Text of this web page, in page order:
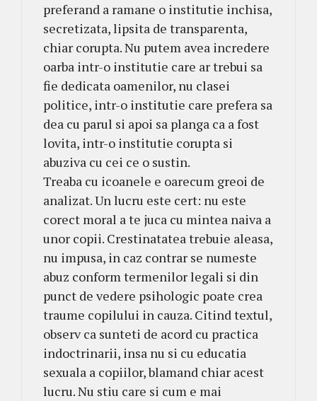
preferand a ramane o institutie inchisa,
secretizata, lipsita de transparenta,
chiar corupta. Nu putem avea incredere
oarba intr-o institutie care ar trebui sa
fie dedicata oamenilor, nu clasei
politice, intr-o institutie care prefera sa
dea cu parul si apoi sa planga ca a fost
lovita, intr-o institutie corupta si
abuziva cu cei ce o sustin.
Treaba cu icoanele e oarecum greoi de
analizat. Un lucru este cert: nu este
corect moral a te juca cu mintea naiva a
unor copii. Crestinatatea trebuie aleasa,
nu impusa, in caz contrar se numeste
abuz conform termenilor legali si din
punct de vedere psihologic poate crea
traume copilului in cauza. Citind textul,
observ ca sunteti de acord cu practica
indoctrinarii, insa nu si cu educatia
sexuala a copiilor, blamand chiar acest
lucru. Nu stiu care si cum e mai